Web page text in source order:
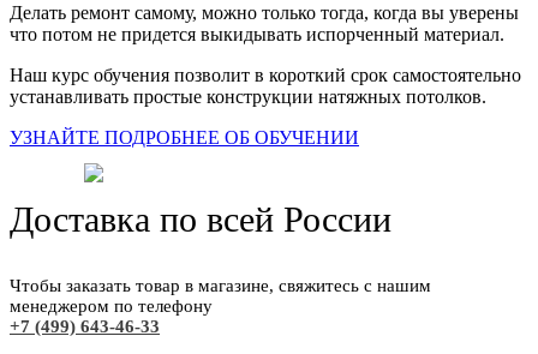
Делать ремонт самому, можно только тогда, когда вы уверены
что потом не придется выкидывать испорченный материал.
Наш курс обучения позволит в короткий срок самостоятельно
устанавливать простые конструкции натяжных потолков.
УЗНАЙТЕ ПОДРОБНЕЕ ОБ ОБУЧЕНИИ
Доставка по всей России
Чтобы заказать товар в магазине, свяжитесь с нашим
менеджером по телефону
+7 (499) 643-46-33